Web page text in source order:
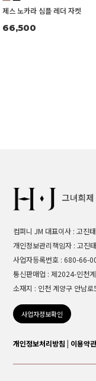
제스 노카라 심플 레더 자켓
66,500
컴퍼니 JM 대표이사 : 고진태
개인정보관리책임자 : 고진태
사업자등록번호 : 680-66-
통신판매업 : 제2024-인천
소재지 : 인천 계양구 안남
사업자정보확인
개인정보처리방침 | 이용약관